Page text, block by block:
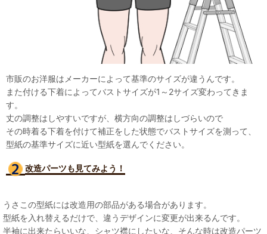
市販のお洋服はメーカーによって基準のサイズが違うんです。
また付ける下着によってバストサイズが1～2サイズ変わってきま
す。
丈の調整はしやすいですが、横方向の調整はしづらいので
その時着る下着を付けて補正をした状態でバストサイズを測って、
型紙の基準サイズに近い型紙を選んでください。
改造パーツも見てみよう！
うさこの型紙には改造用の部品がある場合があります。
型紙を入れ替えるだけで、違うデザインに変更が出来るんです。
半袖に出来たらいいな、シャツ襟にしたいな、そんな時は改造パーツ